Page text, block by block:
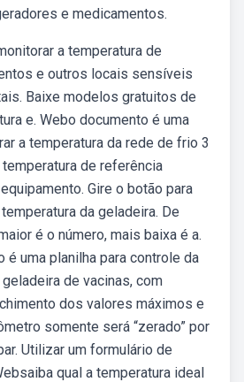
e medicamentos.
a temperatura de
e outros locais sensíveis
Baixe modelos gratuitos de
e. Webo documento é uma
a temperatura da rede de frio 3
de referência
Gire o botão para
da geladeira. De
é o número, mais baixa é a.
é uma planilha para controle da
de vacinas, com
dos valores máximos e
somente será “zerado” por
Utilizar um formulário de
qual a temperatura ideal